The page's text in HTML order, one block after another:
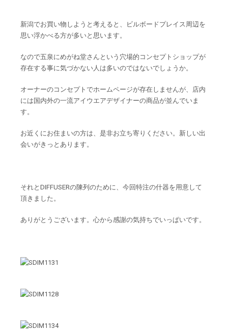
新潟でお買い物しようと考えると、ビルボードプレイス周辺を
思い浮かべる方が多いと思います。
なので五泉にめがね堂さんという穴場的コンセプトショップが
存在する事に気づかない人は多いのではないでしょうか。
オーナーのコンセプトでホームページが存在しませんが、店内
には国内外の一流アイウエアデザイナーの商品が並んでいま
す。
お近くにお住まいの方は、是非お立ち寄りください。新しい出
会いがきっとあります。
それとDIFFUSERの陳列のために、今回特注の什器を用意して
頂きました。
ありがとうございます。心から感謝の気持ちでいっぱいです。